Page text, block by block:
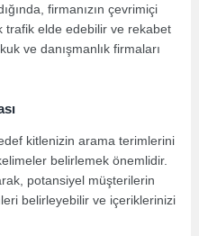
firmanızın çevrimiçi
trafik elde edebilir ve rekabet
ve danışmanlık firmaları
kitlenizin arama terimlerini
belirlemek önemlidir.
potansiyel müşterilerin
belirleyebilir ve içeriklerinizi